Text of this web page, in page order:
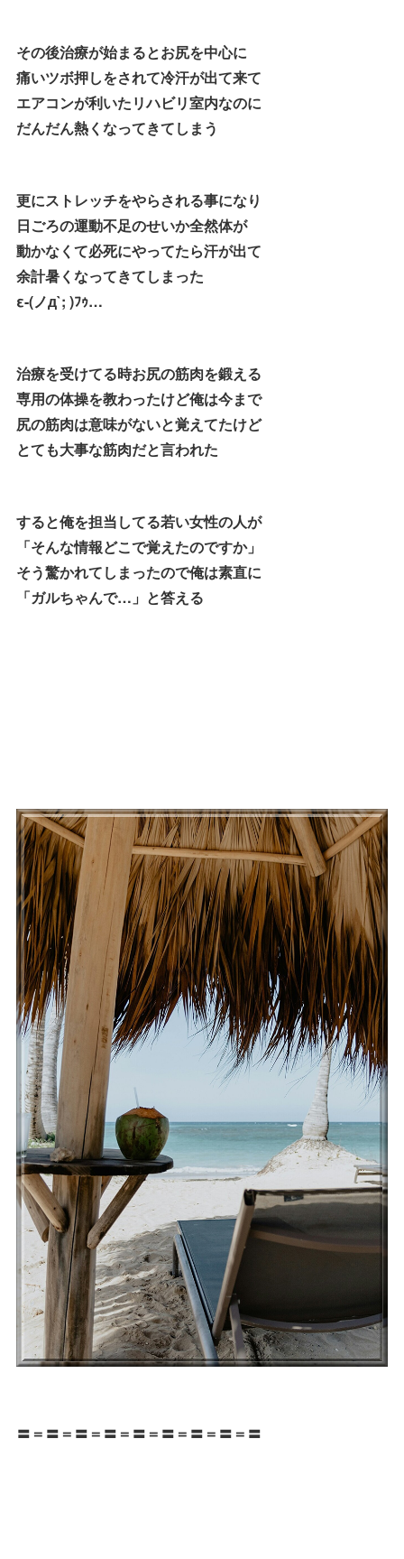
その後治療が始まるとお尻を中心に
痛いツボ押しをされて冷汗が出て来て
エアコンが利いたリハビリ室内なのに
だんだん熱くなってきてしまう
更にストレッチをやらされる事になり
日ごろの運動不足のせいか全然体が
動かなくて必死にやってたら汗が出て
余計暑くなってきてしまった
ε-(ノд`; )ﾌｩ…
治療を受けてる時お尻の筋肉を鍛える
専用の体操を教わったけど俺は今まで
尻の筋肉は意味がないと覚えてたけど
とても大事な筋肉だと言われた
すると俺を担当してる若い女性の人が
「そんな情報どこで覚えたのですか」
そう驚かれてしまったので俺は素直に
「ガルちゃんで…」と答える
〓＝〓＝〓＝〓＝〓＝〓＝〓＝〓＝〓